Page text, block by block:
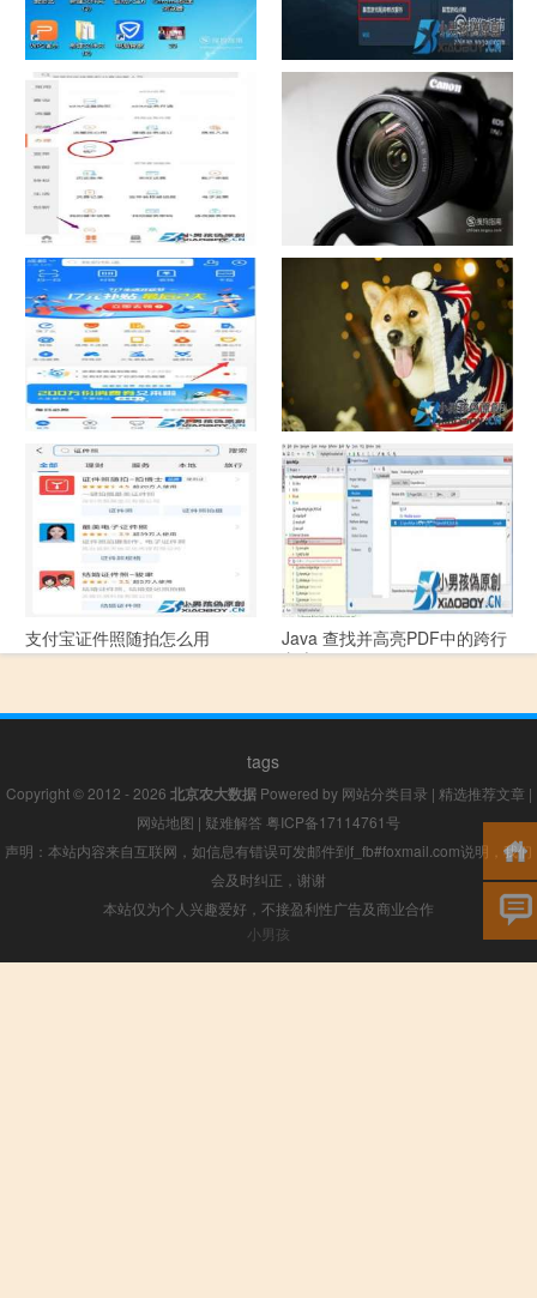
如何看认识QQ好友具体多少天
了
战网怎么修改昵称？
中国联通手机营业厅销户操作
指引
摄影作品的欣赏方法
支付宝怎么拍违章挣钱？
宠物定位器app开发可以解决哪
些问题？
支付宝证件照随拍怎么用
Java 查找并高亮PDF中的跨行
文本
tags
Copyright © 2012 - 2026 北京农大数据Powered by 网站分类目录 | 精选推荐文章 |
网站地图 | 疑难解答 粤ICP备17114761号
声明：本站内容来自互联网，如信息有错误可发邮件到f_fb#foxmail.com说明，我们
会及时纠正，谢谢
本站仅为个人兴趣爱好，不接盈利性广告及商业合作
小男孩